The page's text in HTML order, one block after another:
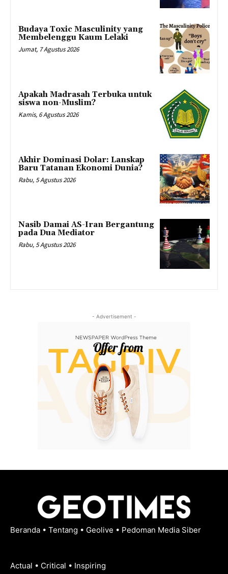
Budaya Toxic Masculinity yang
Membelenggu Kaum Lelaki
Jumat, 7 Agustus 2026
Apakah Madrasah Terbuka untuk
siswa non-Muslim?
Kamis, 6 Agustus 2026
Akhir Dominasi Dolar: Lanskap
Baru Tatanan Ekonomi Dunia?
Rabu, 5 Agustus 2026
Nasib Damai AS-Iran Bergantung
pada Dua Mediator
Rabu, 5 Agustus 2026
- Advertisement -
Beranda • Tentang • Geolive • Pedoman Media Siber
Actual • Critical • Inspiring